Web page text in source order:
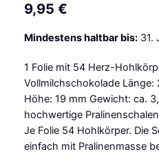
9,95 €
Mindestens haltbar bis:31.
1 Folie mit 54 Herz-
Vollmilchschokolade Länge:
Höhe: 19 mm Gewicht: ca.
hochwertige
Je Folie 54 Hohlkörper. Die
einfach mit Pralinenmasse